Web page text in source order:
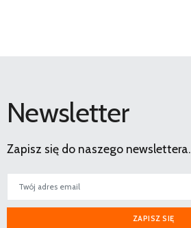
Newsletter
Zapisz się do naszego newslettera.
ZAPISZ SIĘ